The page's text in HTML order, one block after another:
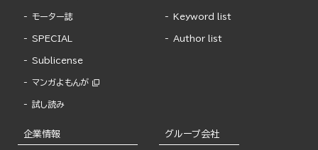
モーター誌
SPECIAL
Sublicense
マンガよもんが
試し読み
Keyword list
Author list
企業情報 グループ会社